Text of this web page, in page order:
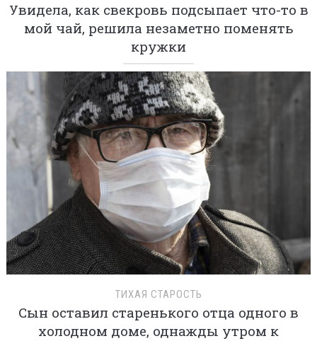
Увидела, как свекровь подсыпает что-то в
мой чай, решила незаметно поменять
кружки
ТИХАЯ СТАРОСТЬ
Сын оставил старенького отца одного в
холодном доме, однажды утром к